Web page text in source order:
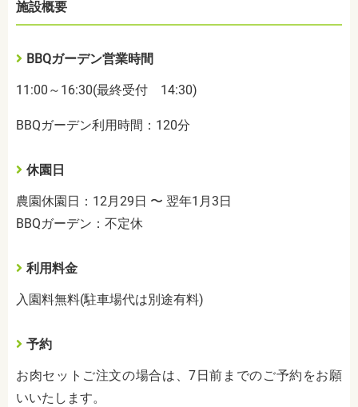
施設概要
BBQガーデン営業時間
11:00～16:30(最終受付 14:30)
BBQガーデン利用時間：120分
休園日
農園休園日：12月29日 〜 翌年1月3日
BBQガーデン：不定休
利用料金
入園料無料(駐車場代は別途有料)
予約
お肉セットご注文の場合は、7日前までのご予約をお願
いいたします。